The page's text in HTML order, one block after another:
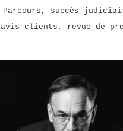
Parcours, succès
avis clients, revue de